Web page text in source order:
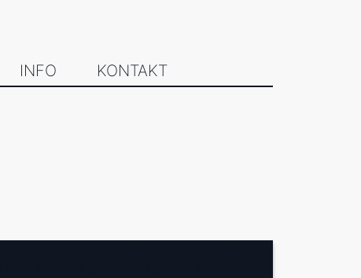
INFO KONTAKT